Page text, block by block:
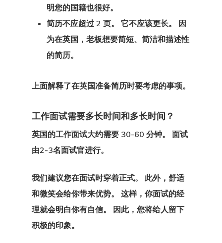
明您的国籍也很好。
简历不应超过 2 页。 它不应该更长。 因
为在英国，老板想要简短、简洁和描述性
的简历。
上面解释了在英国准备简历时要考虑的事项。
工作面试需要多长时间和多长时间？
英国的工作面试大约需要 30-60 分钟。 面试
由2-3名面试官进行。
我们建议您在面试时穿着正式。 此外，舒适
和微笑会给你带来优势。 这样，你面试的经
理就会明白你有自信。 因此，您将给人留下
积极的印象。
爱沙尼亚
爱沙尼亚
者计划
爱沙尼亚创业
计划
结帐结果
芬兰